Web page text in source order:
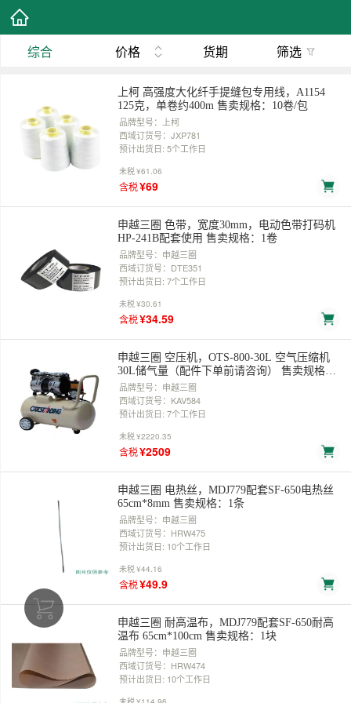
综合 价格 货期 筛选
上柯 高强度大化纤手提缝包专用线，A1154
125克，单卷约400m 售卖规格：10卷/包
品牌型号：上柯
西域订货号：JXP781
预计出货日: 5个工作日
未税¥61.06
含税¥69
申越三圈 色带，宽度30mm，电动色带打码机
HP-241B配套使用 售卖规格：1卷
品牌型号：申越三圈
西域订货号：DTE351
预计出货日: 7个工作日
未税¥30.61
含税¥34.59
申越三圈 空压机，OTS-800-30L 空气压缩机
30L储气量（配件下单前请咨询） 售卖规格：
1台
品牌型号：申越三圈
西域订货号：KAV584
预计出货日: 7个工作日
未税¥2220.35
含税¥2509
申越三圈 电热丝，MDJ779配套SF-650电热丝
65cm*8mm 售卖规格：1条
品牌型号：申越三圈
西域订货号：HRW475
预计出货日: 10个工作日
未税¥44.16
含税¥49.9
申越三圈 耐高温布，MDJ779配套SF-650耐高
温布 65cm*100cm 售卖规格：1块
品牌型号：申越三圈
西域订货号：HRW474
预计出货日: 10个工作日